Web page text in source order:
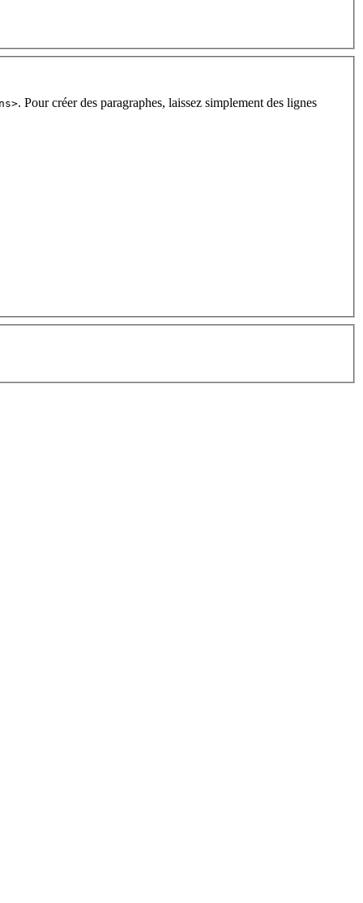
. Pour créer des paragraphes, laissez simplement des lignes